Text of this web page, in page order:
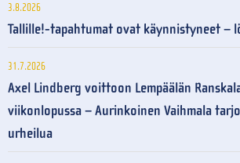
3.8.2026
Tallille!-tapahtumat ovat käynnistyneet –
31.7.2026
Axel Lindberg voittoon Lempäälän
viikonlopussa – Aurinkoinen Vaihmala
urheilua